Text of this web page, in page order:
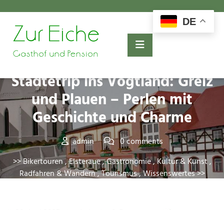
content
Posted On 20. Juni 2025
Städtetrip ins Vogtland: Greiz
und Plauen – Perlen mit
Geschichte und Charme
admin
0 comments
>>Bikertouren,Elsteraue,Gastronomie,Kultur & Kunst ,
Radfahren & Wandern,Tourismus,Wissenswertes>>
DE